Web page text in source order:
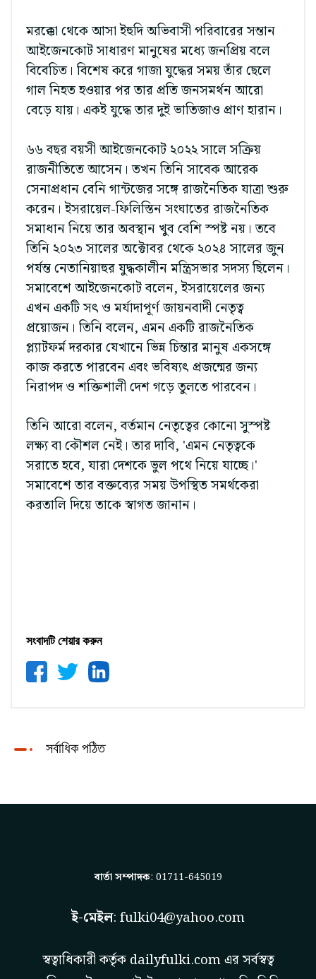
মরক্কো থেকে আসা ইহুদি অভিবাসী পরিবারের সন্তান
আইজেনকোট সাধারণ মানুষের মধ্যে জনপ্রিয় বলে
বিবেচিত। বিশেষ করে গাজা যুদ্ধের সময় তাঁর ছেলে
গাল নিহত হওয়ার পর তার প্রতি জনসমর্থন আরো
বেড়ে যায়। একই যুদ্ধে তার দুই ভাতিজাও প্রাণ হারান।
৬৬ বছর বয়সী আইজেনকোট ২০২২ সালে সক্রিয়
রাজনীতিতে আসেন। তখন তিনি সাবেক আরেক
সেনাপ্রধান বেনি গান্টজের সঙ্গে রাজনৈতিক যাত্রা শুরু
করেন। ইসরায়েল-ফিলিস্তিন সংঘাতের রাজনৈতিক
সমাধান নিয়ে তার অবস্থান খুব বেশি স্পষ্ট নয়। তবে
তিনি ২০২৩ সালের অক্টোবর থেকে ২০২৪ সালের জুন
পর্যন্ত নেতানিয়াহুর যুদ্ধকালীন মন্ত্রিসভার সদস্য ছিলেন।
সমাবেশে আইজেনকোট বলেন, ইসরায়েলের জন্য
এখন একটি সৎ ও মর্যাদাপূর্ণ জায়নবাদী নেতৃত্ব
প্রয়োজন। তিনি বলেন, এমন একটি রাজনৈতিক
প্ল্যাটফর্ম দরকার যেখানে ভিন্ন চিন্তার মানুষ একসঙ্গে
কাজ করতে পারবেন এবং ভবিষ্যৎ প্রজন্মের জন্য
নিরাপদ ও শক্তিশালী দেশ গড়ে তুলতে পারবেন।
তিনি আরো বলেন, বর্তমান নেতৃত্বের কোনো সুস্পষ্ট
লক্ষ্য বা কৌশল নেই। তার দাবি, 'এমন নেতৃত্বকে
সরাতে হবে, যারা দেশকে ভুল পথে নিয়ে যাচ্ছে।'
সমাবেশে তার বক্তব্যের সময় উপস্থিত সমর্থকেরা
করতালি দিয়ে তাকে স্বাগত জানান।
সংবাদটি শেয়ার করুন
সর্বাধিক পঠিত
বার্তা সম্পাদক: 01711-645019
ই-মেইল: fulki04@yahoo.com
স্বত্বাধিকারী কর্তৃক dailyfulki.comএর সর্বস্বত্ব